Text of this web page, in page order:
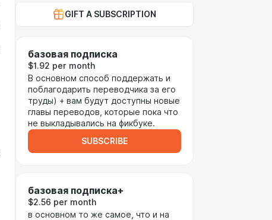
GIFT A SUBSCRIPTION
базовая подписка
$1.92 per month
В основном способ поддержать и
поблагодарить переводчика за его
труды) + вам будут доступны новые
главы переводов, которые пока что
не выкладывались на фикбуке.
SUBSCRIBE
базовая подписка+
$2.56 per month
в основном то же самое, что и на